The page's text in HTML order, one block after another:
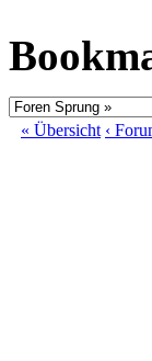
« Übersicht ‹